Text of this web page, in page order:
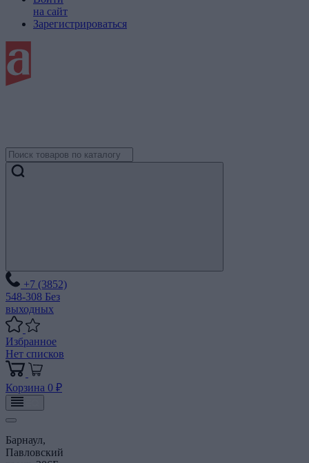
на сайт
Зарегистрироваться
+7 (3852)
548-308 Без
выходных
Избранное
Нет списков
Корзина 0 ₽
Барнаул,
Павловский